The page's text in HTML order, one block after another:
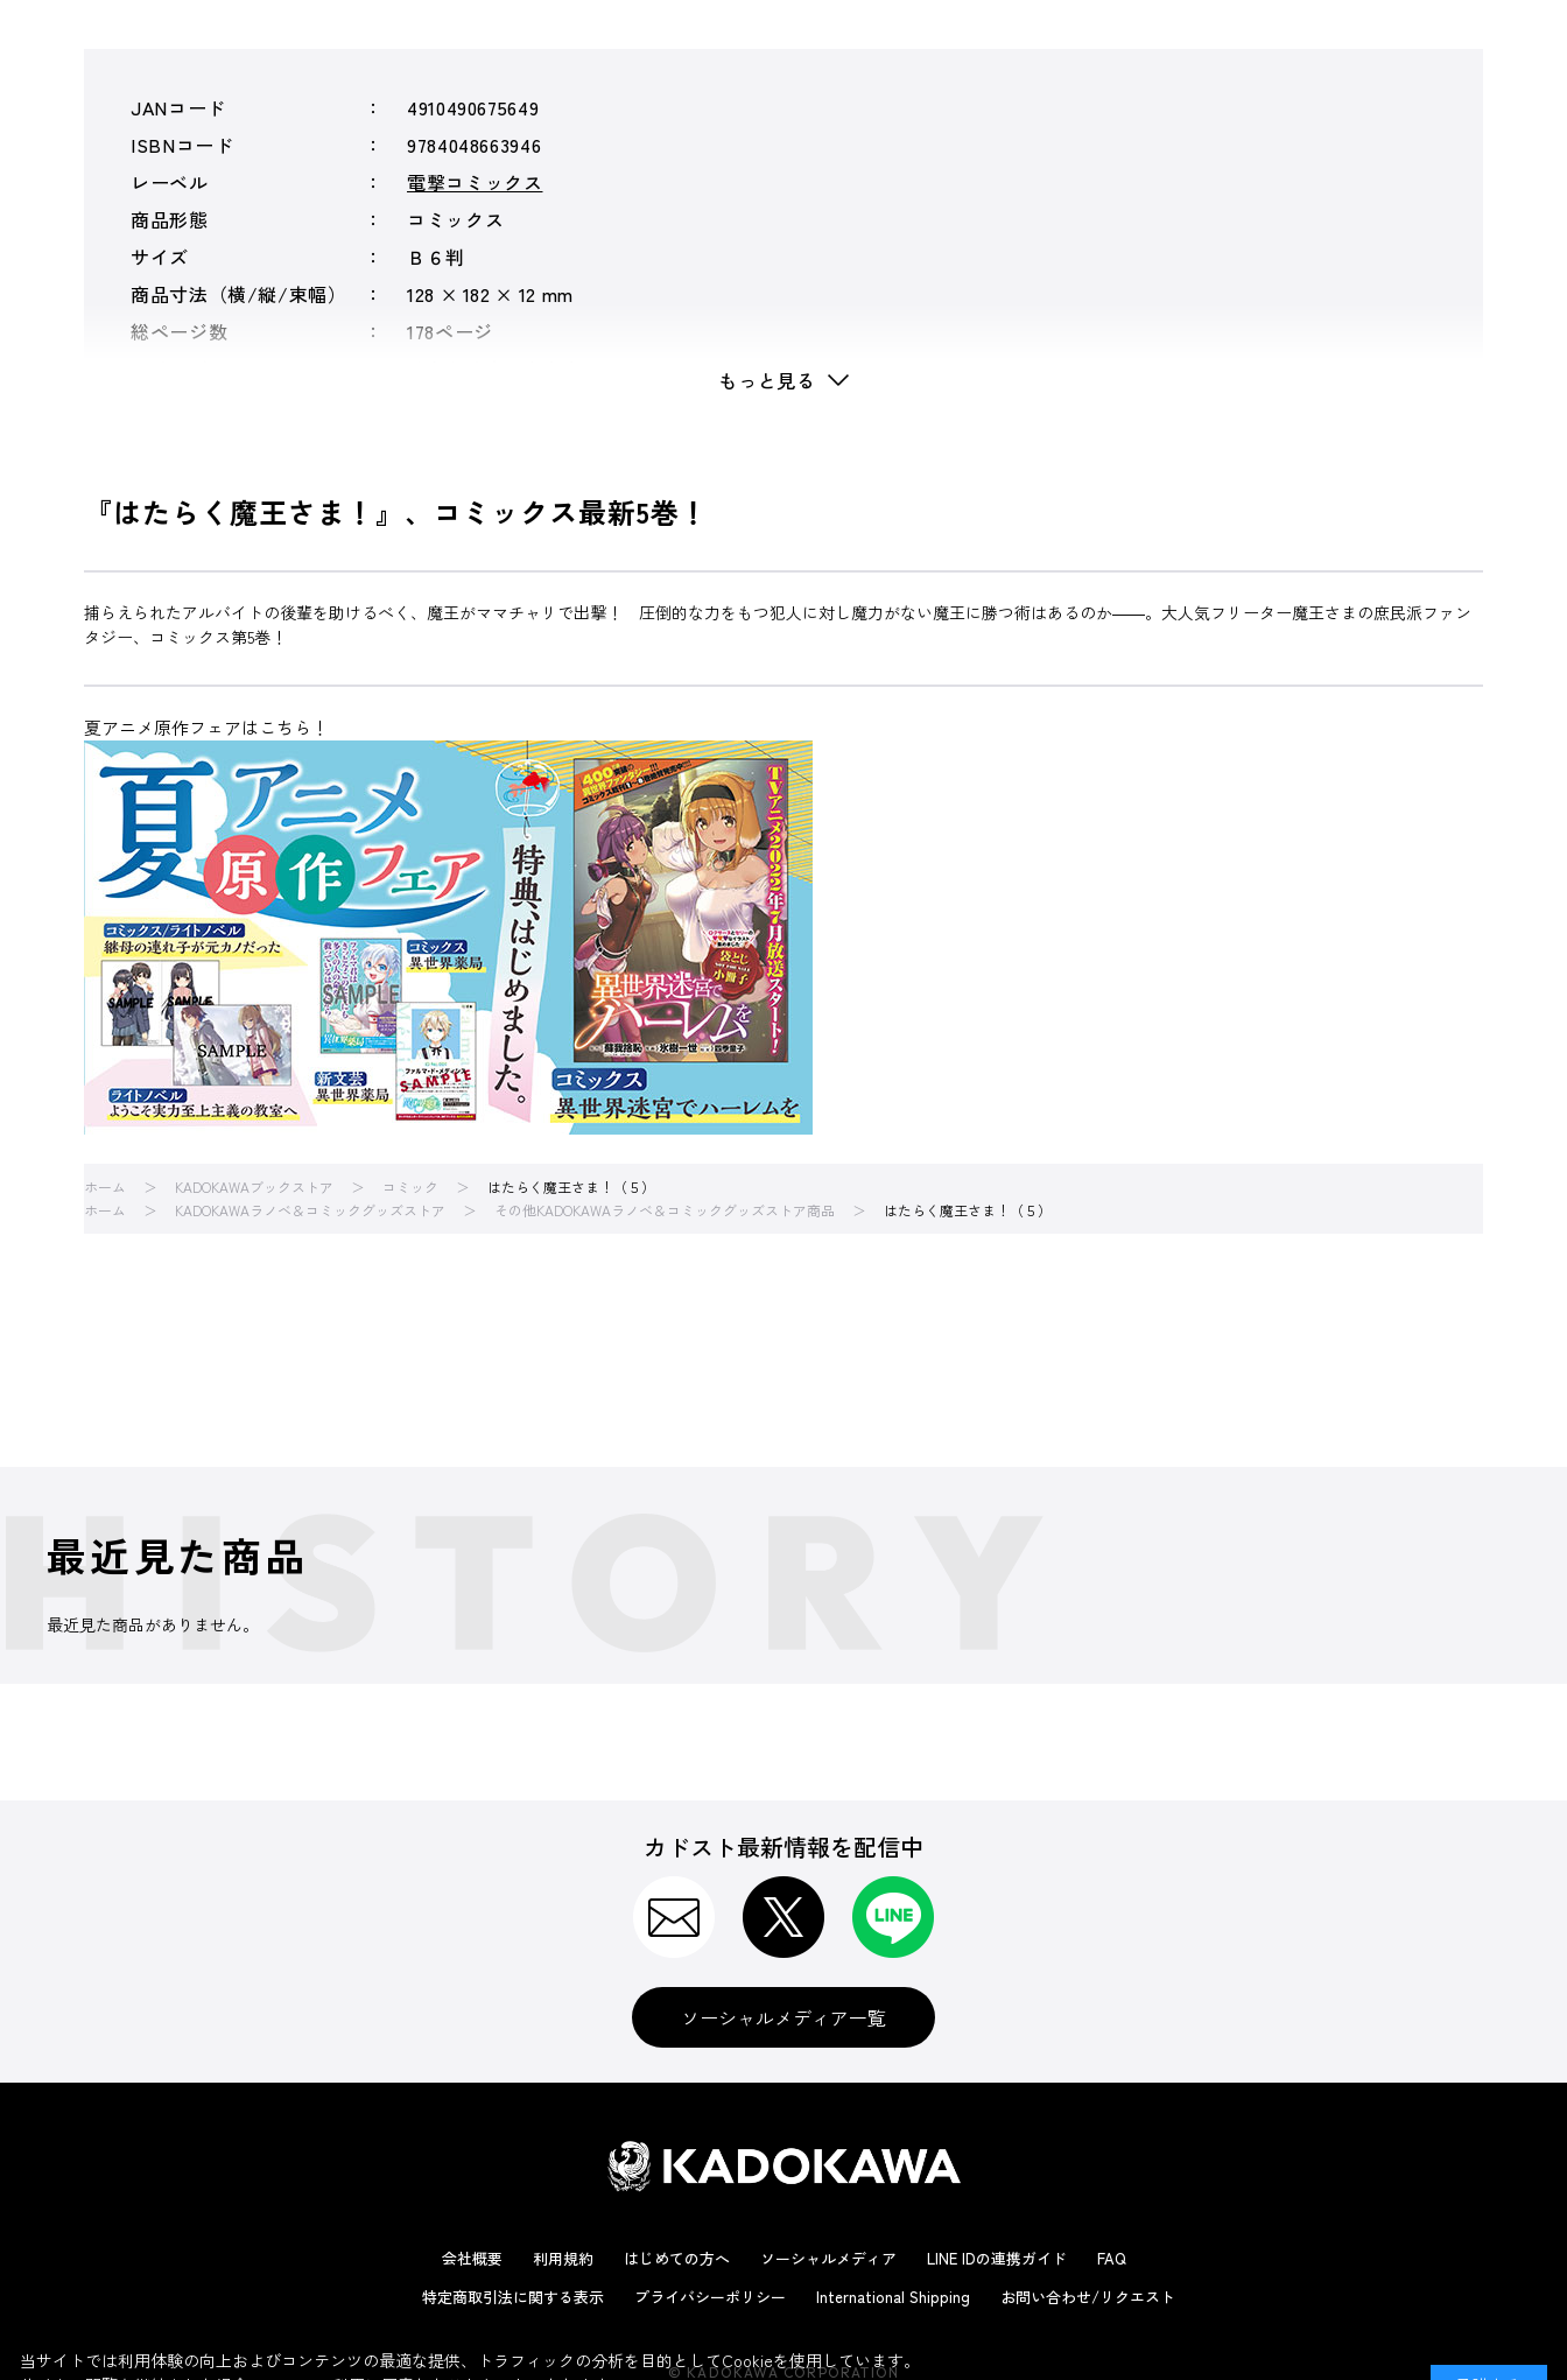
JANコード
4910490675649
ISBNコード
9784048663946
レーベル
電撃コミックス
商品形態
コミックス
サイズ
Ｂ６判
商品寸法（横/縦/束幅）
128 × 182 × 12 mm
総ページ数
178ページ
もっと見る
『はたらく魔王さま！』、コミックス最新5巻！
捕らえられたアルバイトの後輩を助けるべく、魔王がママチャリで出撃！ 圧倒的な力をもつ犯人に対し魔力がない魔王に勝つ術はあるのか――。大人気フリーター魔王さまの庶民派ファン
タジー、コミックス第5巻！
夏アニメ原作フェアはこちら！
ホーム KADOKAWAブックストア コミック
はたらく魔王さま！（５）
ホーム
KADOKAWAラノベ＆コミックグッズストア その他KADOKAWAラノベ＆コミックグッズストア商品 はたらく魔王さま！（５）
最近見た商品
最近見た商品がありません。
カドスト最新情報を配信中
ソーシャルメディア一覧
会社概要 利用規約 はじめての方へ ソーシャルメディア LINE IDの連携ガイド
FAQ
特定商取引法に関する表示
プライバシーポリシー International Shipping お問い合わせ/リクエスト
© KADOKAWA CORPORATION
当サイトでは利用体験の向上およびコンテンツの最適な提供、トラフィックの分析を目的としてCookieを使用しています。